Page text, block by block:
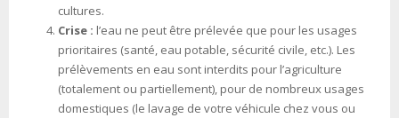
cultures.
Crise : l’eau ne peut être prélevée que pour les usages
prioritaires (santé, eau potable, sécurité civile, etc.). Les
prélèvements en eau sont interdits pour l’agriculture
(totalement ou partiellement), pour de nombreux usages
domestiques (le lavage de votre véhicule chez vous ou